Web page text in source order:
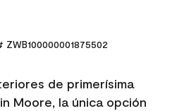
ZWB100000001875502
de primerísima
Moore, la única opción